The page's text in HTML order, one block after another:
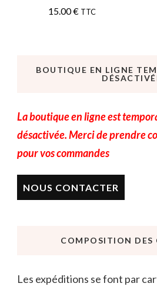
15.00€ TTC
BOUTIQUE EN LIGNE
La boutique en ligne est
désactivée. Merci de prendre
pour vos commandes
NOUS CONTACTER
COMPOSITION DES
Les expéditions se font par